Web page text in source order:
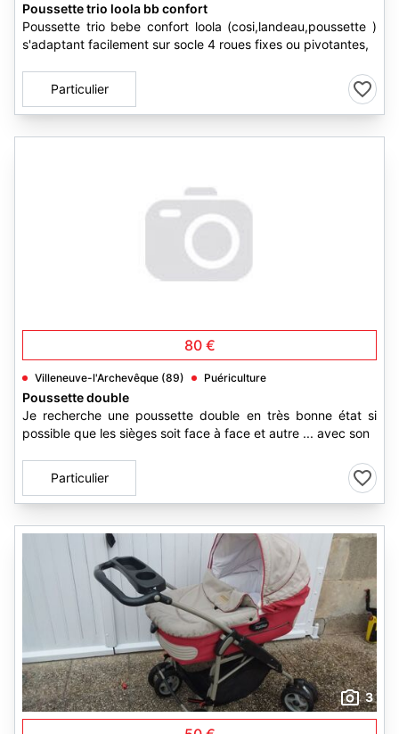
Poussette trio loola bb confort
Poussette trio bebe confort loola (cosi,landeau,poussette )
s'adaptant facilement sur socle 4 roues fixes ou pivotantes,
Particulier
80 €
Villeneuve-l'Archevêque (89) Puériculture
Poussette double
Je recherche une poussette double en très bonne état si
possible que les sièges soit face à face et autre ... avec son
Particulier
3